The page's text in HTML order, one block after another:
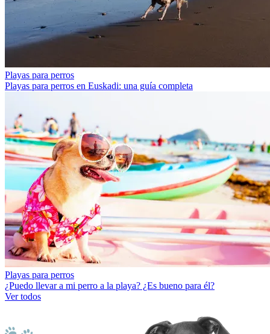
Playas para perros
Playas para perros en Euskadi: una guía completa
Playas para perros
¿Puedo llevar a mi perro a la playa? ¿Es bueno para él?
Ver todos